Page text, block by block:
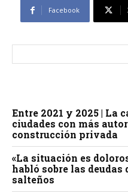
Facebook
Entre 2021 y 2025 | La
ciudades con más
construcción privada
«La situación es
habló sobre las deudas
salteños